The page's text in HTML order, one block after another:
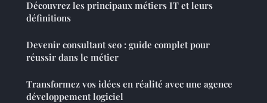
Découvrez les principaux métiers IT et leurs
définitions
Devenir consultant seo : guide complet pour
réussir dans le métier
Transformez vos idées en réalité avec une agence
développement logiciel